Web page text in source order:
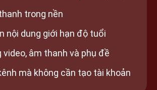
trong nền
nội dung giới hạn độ tuổi
video, âm thanh và phụ đề
mà không cần tạo tài khoản